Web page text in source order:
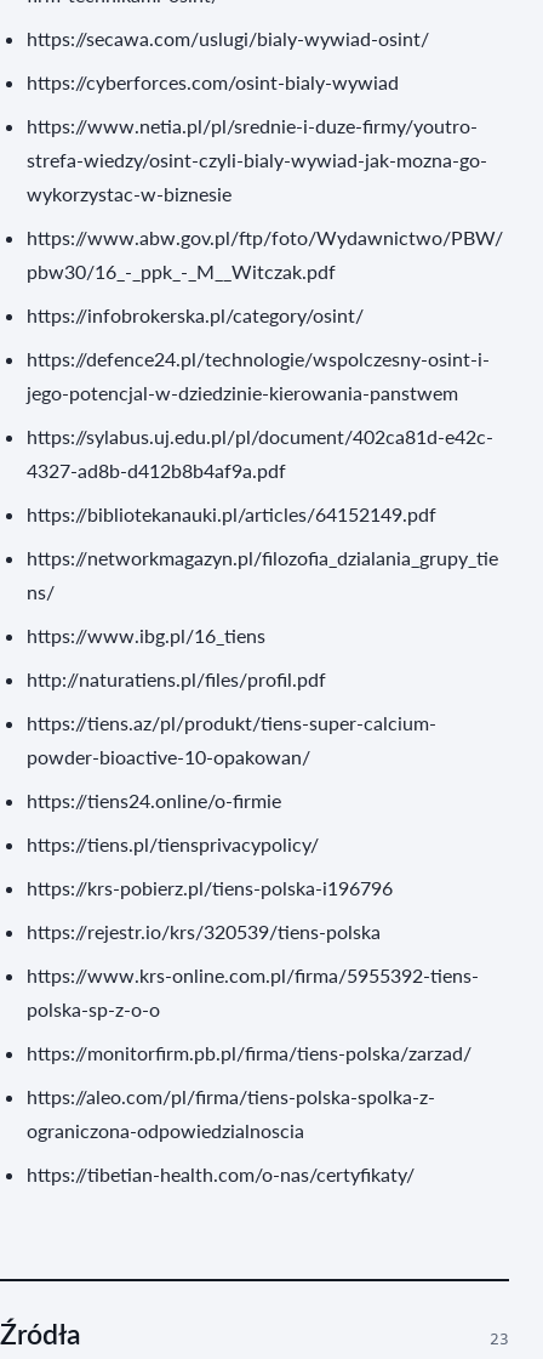
https://secawa.com/uslugi/bialy-wywiad-osint/
https://cyberforces.com/osint-bialy-wywiad
https://www.netia.pl/pl/srednie-i-duze-firmy/youtro-
strefa-wiedzy/osint-czyli-bialy-wywiad-jak-mozna-go-
wykorzystac-w-biznesie
https://www.abw.gov.pl/ftp/foto/Wydawnictwo/PBW/
pbw30/16_-_ppk_-_M__Witczak.pdf
https://infobrokerska.pl/category/osint/
https://defence24.pl/technologie/wspolczesny-osint-i-
jego-potencjal-w-dziedzinie-kierowania-panstwem
https://sylabus.uj.edu.pl/pl/document/402ca81d-e42c-
4327-ad8b-d412b8b4af9a.pdf
https://bibliotekanauki.pl/articles/64152149.pdf
https://networkmagazyn.pl/filozofia_dzialania_grupy_tie
ns/
https://www.ibg.pl/16_tiens
http://naturatiens.pl/files/profil.pdf
https://tiens.az/pl/produkt/tiens-super-calcium-
powder-bioactive-10-opakowan/
https://tiens24.online/o-firmie
https://tiens.pl/tiensprivacypolicy/
https://krs-pobierz.pl/tiens-polska-i196796
https://rejestr.io/krs/320539/tiens-polska
https://www.krs-online.com.pl/firma/5955392-tiens-
polska-sp-z-o-o
https://monitorfirm.pb.pl/firma/tiens-polska/zarzad/
https://aleo.com/pl/firma/tiens-polska-spolka-z-
ograniczona-odpowiedzialnoscia
https://tibetian-health.com/o-nas/certyfikaty/
Źródła 23